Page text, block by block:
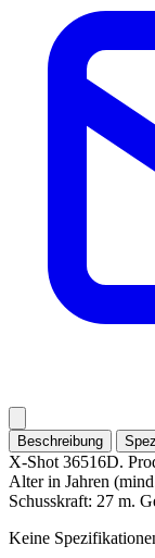
Beschreibung
X-Shot 36516D.
Alter in Jahren
Schusskraft: 27 m.
Keine